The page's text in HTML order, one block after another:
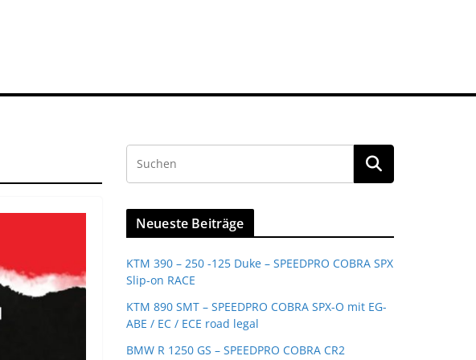
Neueste Beiträge
KTM 390 – 250 -125 Duke – SPEEDPRO COBRA SPX
Slip-on RACE
KTM 890 SMT – SPEEDPRO COBRA SPX-O mit EG-
ABE / EC / ECE road legal
BMW R 1250 GS – SPEEDPRO COBRA CR2